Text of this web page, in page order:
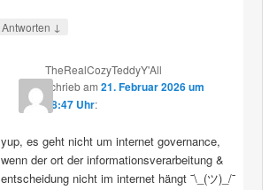
Antworten ↓
TheRealCozyTeddyY'All
schriebam21. Februar 2026 um
18:47 Uhr:
yup, es geht nicht um internet governance,
wenn der ort der informationsverarbeitung &
entscheidung nicht im internet hängt ¯\_(ツ)_/¯